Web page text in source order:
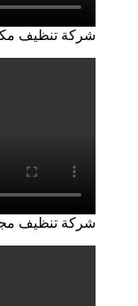
شركة تنظيف
شركة تنظيف